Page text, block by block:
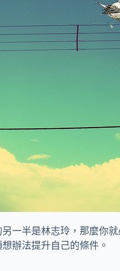
一半是林志玲，那麼你
辦法提升自己的條件。